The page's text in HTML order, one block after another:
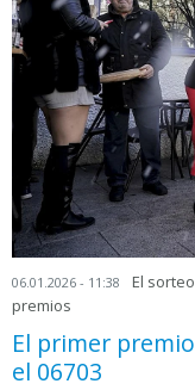
06.01.2026 - 11:38
El
premios
El primer
el 06703